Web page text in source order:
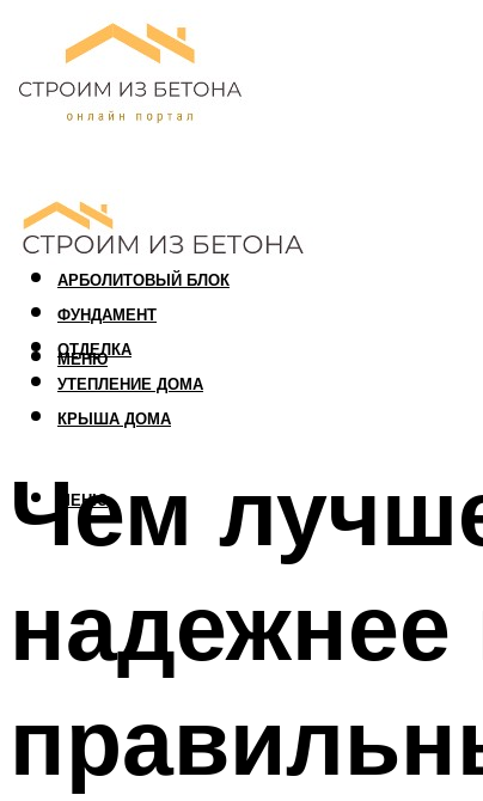
ПЕНОБЛОК
ГАЗОБЛОК
АРБОЛИТОВЫЙ БЛОК
ФУНДАМЕНТ
ОТДЕЛКА
УТЕПЛЕНИЕ ДОМА
КРЫША ДОМА
МЕНЮ
МЕНЮ
Чем
надежнее